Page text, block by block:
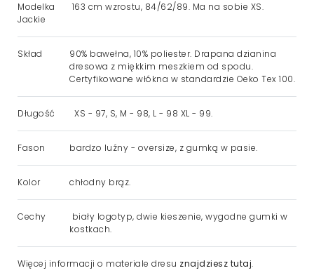
Modelka
Jackie
163 cm wzrostu, 84/62/89. Ma na sobie XS.
Skład
90% bawełna, 10% poliester. Drapana dzianina
dresowa z miękkim meszkiem od spodu.
Certyfikowane włókna w standardzie Oeko Tex 100.
Długość XS - 97, S, M - 98, L - 98 XL - 99.
Fason bardzo luźny - oversize, z gumką w pasie.
Kolor chłodny brąz.
Cechy
biały logotyp, dwie kieszenie, wygodne gumki w
kostkach.
Więcej informacji o materiale dresu znajdziesz tutaj.